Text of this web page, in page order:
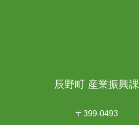
辰野町 産業振興課
〒399-0493